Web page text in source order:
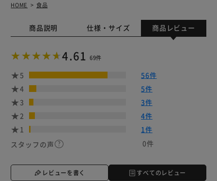
HOME 食品
商品説明 仕様・サイズ 商品レビュー
4.61 69件
5
56件
4
5件
3
3件
2
4件
1
1件
スタッフの声
0件
レビューを書く すべてのレビュー